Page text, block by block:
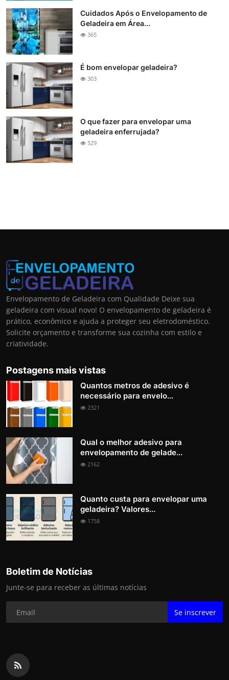
Cuidados Após o Envelopamento de
Geladeira em Área...
365
É bom envelopar geladeira?
303
O que fazer para envelopar uma
geladeira enferrujada?
529
Envelopamento de Geladeira com Qualidade Deixe sua
geladeira com visual novo! O envelopamento de geladeira é
prático, econômico e ajuda a proteger seu eletrodoméstico.
Solicite orçamento e transforme sua cozinha com estilo e
criatividade.
Postagens mais vistas
Quantos metros de adesivo é
necessário para envelo...
2321
Qual o melhor adesivo para
envelopamento de gelade...
2162
Quanto custa para envelopar uma
geladeira? Valores...
1758
Boletim de Notícias
Junte-se para receber as últimas notícias
Se inscrever